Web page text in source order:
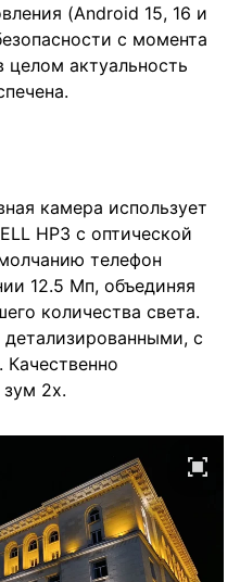
(Android 15, 16 и
с момента
актуальность
камера использует
HP3 с оптической
телефон
12.5 Мп, объединяя
количества света.
с
Качественно
2х.